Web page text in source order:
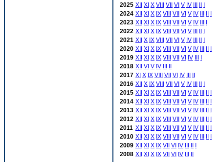
2025 XII XI X VIII VII VI V IV
2024 XII XI X IX VIII VII VI V IV
2023 XII XI X IX VIII VII VI V IV
2022 XII XI X IX VIII VII VI V
2021 XII X IX VIII VII VI V IV
2020 XII XI X IX VIII VII VI V IV
2019 XII XI X IX VIII VII VI IV
2018 XII VI V IV
2017 XI X IX VIII VII VI IV
2016 XII X IX VIII VII VI V IV
2015 XII XI X IX VIII VII VI V IV
2014 XII XI X IX VIII VII VI V IV
2013 XII XI X IX VIII VII VI V IV
2012 XII XI X IX VIII VII VI V IV
2011 XII XI X IX VIII VII VI V IV
2010 XII XI X IX VIII VII VI V IV
2009 XII XI X IX VII VI IV
2008 XII XI X IX VII VI IV